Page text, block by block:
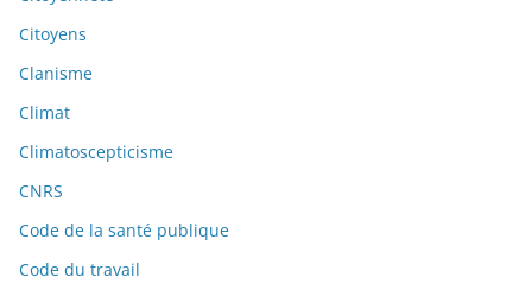
Citoyens
Clanisme
Climat
Climatoscepticisme
CNRS
Code de la santé publique
Code du travail